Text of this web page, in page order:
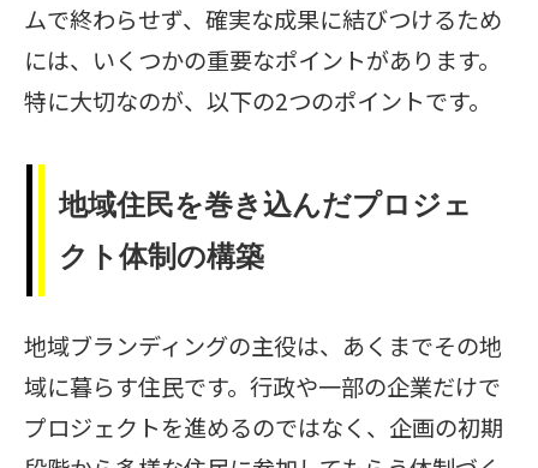
ムで終わらせず、確実な成果に結びつけるため
には、いくつかの重要なポイントがあります。
特に大切なのが、以下の2つのポイントです。
地域住民を巻き込んだプロジェ
クト体制の構築
地域ブランディングの主役は、あくまでその地
域に暮らす住民です。行政や一部の企業だけで
プロジェクトを進めるのではなく、企画の初期